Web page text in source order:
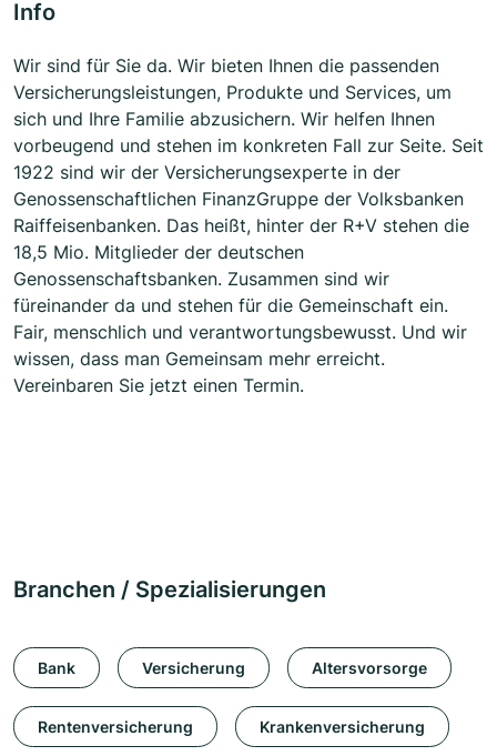
Info
Wir sind für Sie da. Wir bieten Ihnen die passenden
Versicherungsleistungen, Produkte und Services, um
sich und Ihre Familie abzusichern. Wir helfen Ihnen
vorbeugend und stehen im konkreten Fall zur Seite. Seit
1922 sind wir der Versicherungsexperte in der
Genossenschaftlichen FinanzGruppe der Volksbanken
Raiffeisenbanken. Das heißt, hinter der R+V stehen die
18,5 Mio. Mitglieder der deutschen
Genossenschaftsbanken. Zusammen sind wir
füreinander da und stehen für die Gemeinschaft ein.
Fair, menschlich und verantwortungsbewusst. Und wir
wissen, dass man Gemeinsam mehr erreicht.
Vereinbaren Sie jetzt einen Termin.
Branchen / Spezialisierungen
Bank Versicherung Altersvorsorge
Rentenversicherung Krankenversicherung